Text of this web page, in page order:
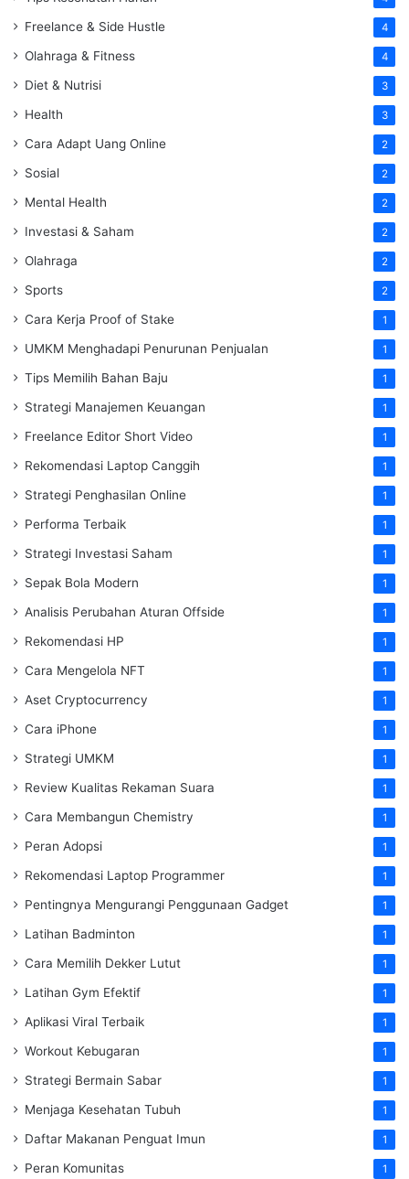
Freelance & Side Hustle 4
Olahraga & Fitness 4
Diet & Nutrisi 3
Health 3
Cara Adapt Uang Online 2
Sosial 2
Mental Health 2
Investasi & Saham 2
Olahraga 2
Sports 2
Cara Kerja Proof of Stake 1
UMKM Menghadapi Penurunan Penjualan 1
Tips Memilih Bahan Baju 1
Strategi Manajemen Keuangan 1
Freelance Editor Short Video 1
Rekomendasi Laptop Canggih 1
Strategi Penghasilan Online 1
Performa Terbaik 1
Strategi Investasi Saham 1
Sepak Bola Modern 1
Analisis Perubahan Aturan Offside 1
Rekomendasi HP 1
Cara Mengelola NFT 1
Aset Cryptocurrency 1
Cara iPhone 1
Strategi UMKM 1
Review Kualitas Rekaman Suara 1
Cara Membangun Chemistry 1
Peran Adopsi 1
Rekomendasi Laptop Programmer 1
Pentingnya Mengurangi Penggunaan Gadget 1
Latihan Badminton 1
Cara Memilih Dekker Lutut 1
Latihan Gym Efektif 1
Aplikasi Viral Terbaik 1
Workout Kebugaran 1
Strategi Bermain Sabar 1
Menjaga Kesehatan Tubuh 1
Daftar Makanan Penguat Imun 1
Peran Komunitas 1